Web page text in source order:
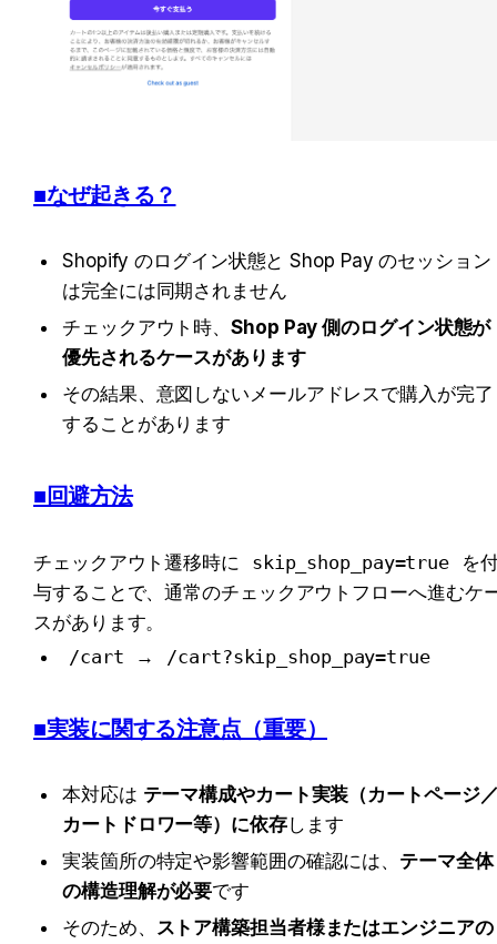
■なぜ起きる？
Shopify のログイン状態と Shop Pay のセッション
は完全には同期されません
チェックアウト時、Shop Pay 側のログイン状態が
優先されるケースがあります
その結果、意図しないメールアドレスで購入が完了
することがあります
■回避方法
チェックアウト遷移時に skip_shop_pay=true
を
与することで、通常のチェックアウトフローへ進むケ
スがあります。
/cart
→ /cart?skip_shop_pay=true
■実装に関する注意点（重要）
本対応は テーマ構成やカート実装（カートページ
カートドロワー等）に依存します
実装箇所の特定や影響範囲の確認には、 テーマ全体
の構造理解が必要です
そのため、
ストア構築担当者様またはエンジニアの